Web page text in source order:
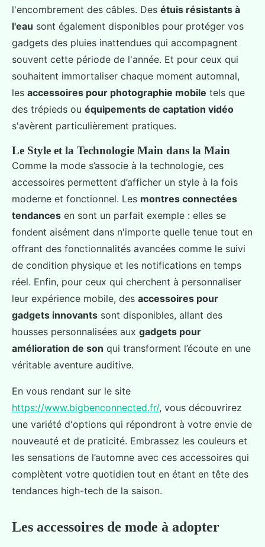
l'encombrement des câbles. Des étuis résistants à
l'eau sont également disponibles pour protéger vos
gadgets des pluies inattendues qui accompagnent
souvent cette période de l'année. Et pour ceux qui
souhaitent immortaliser chaque moment automnal,
les accessoires pour photographie mobile tels que
des trépieds ou équipements de captation vidéo
s'avèrent particulièrement pratiques.
Le Style et la Technologie Main dans la Main
Comme la mode s’associe à la technologie, ces
accessoires permettent d’afficher un style à la fois
moderne et fonctionnel. Les montres connectées
tendances en sont un parfait exemple : elles se
fondent aisément dans n'importe quelle tenue tout en
offrant des fonctionnalités avancées comme le suivi
de condition physique et les notifications en temps
réel. Enfin, pour ceux qui cherchent à personnaliser
leur expérience mobile, des accessoires pour
gadgets innovants sont disponibles, allant des
housses personnalisées aux gadgets pour
amélioration de son qui transforment l’écoute en une
véritable aventure auditive.
En vous rendant sur le site
https://www.bigbenconnected.fr/, vous découvrirez
une variété d'options qui répondront à votre envie de
nouveauté et de praticité. Embrassez les couleurs et
les sensations de l’automne avec ces accessoires qui
complètent votre quotidien tout en étant en tête des
tendances high-tech de la saison.
Les accessoires de mode à adopter